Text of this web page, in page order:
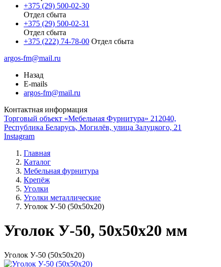
+375 (29) 500-02-30
Отдел сбыта
+375 (29) 500-02-31
Отдел сбыта
+375 (222) 74-78-00 Отдел сбыта
argos-fm@mail.ru
Назад
E-mails
argos-fm@mail.ru
Контактная информация
Торговый объект «Мебельная Фурнитура» 212040,
Республика Беларусь, Могилёв, улица Залуцкого, 21
Instagram
Главная
Каталог
Мебельная фурнитура
Крепёж
Уголки
Уголки металлические
Уголок У-50 (50х50х20)
Уголок У-50, 50x50x20 мм
Уголок У-50 (50х50х20)